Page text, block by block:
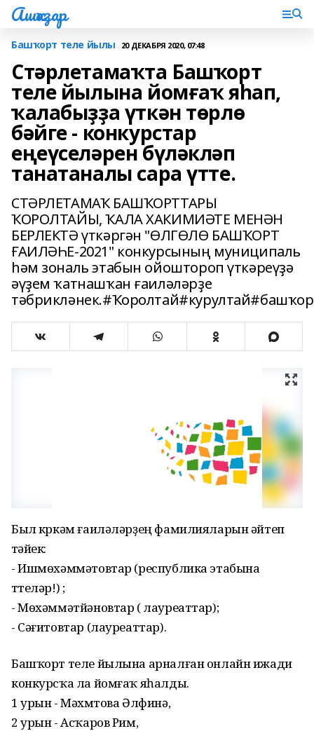
Ашҡаҙар
Башҡорт теле йылы 20 ДЕКАБРЯ 2020, 07:48
Стәрлетамаҡта Башҡорт
теле йылына йомғаҡ яһап,
ҡалабыҙҙа үткән төрлө
бәйге - конкурстар
еңеүселәрен бүләкләп
танатаналы сара үтте.
СТӘРЛЕТАМАҠ БАШҠОРТТАРЫ
ҠОРОЛТАЙЫ, ҠАЛА ХАКИМИӘТЕ МЕНӘН
БЕРЛЕКТӘ үткәргән "ӨЛГӨЛӨ БАШҠОРТ
ҒАИЛӘҺЕ-2021" конкурсының муниципаль
һәм зональ этабын ойоштороп үткәреүҙә
әүҙем ҡатнашҡан ғаиләләрҙе
Был күркәм ғаиләләрҙең фамилияларын әйтеп
үтәйек:
- Ишмөхәммәтовтар (республика этабына
үттеләр!) ;
- Мөхәммәтйәновтар ( лауреаттар);
- Сәғитовтар (лауреаттар).
Башҡорт теле йылына арналған онлайн ижади
конкурсҡа ла йомғаҡ яһалды.
1 урын - Мәхмүтова Әлфинә,
2 урын - Асҡаров Рим,